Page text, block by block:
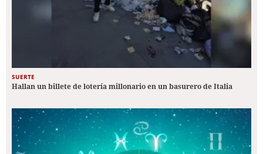
SUERTE
Hallan un billete de lotería millonario en un basurero de Italia